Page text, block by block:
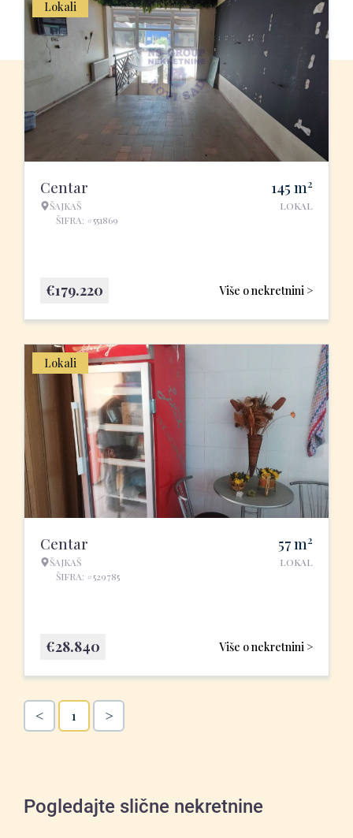
Lokali
Centar
ŠAJKAŠ
ŠIFRA: #551869
145 m2
LOKAL
Više o nekretnini >
€179.220
Lokali
Centar
ŠAJKAŠ
ŠIFRA: #529785
57m2
LOKAL
Više o nekretnini >
€28.840
< 1 >
Pogledajte slične nekretnine